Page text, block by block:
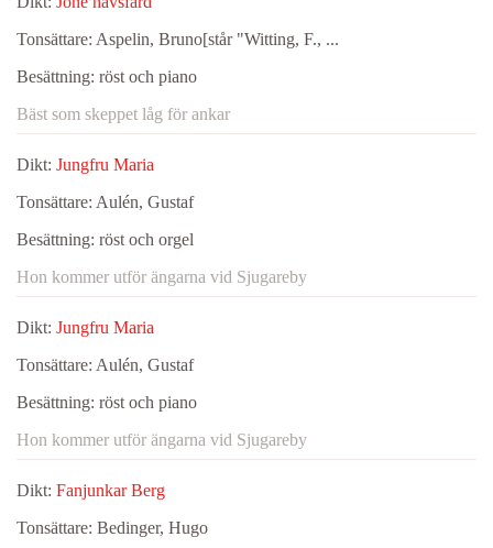
Tonsättare: Aspelin, Bruno[står "Witting, F., ...
Besättning: röst och piano
Bäst som skeppet låg för ankar
Dikt: Jungfru Maria
Tonsättare: Aulén, Gustaf
Besättning: röst och orgel
Hon kommer utför ängarna vid Sjugareby
Dikt: Jungfru Maria
Tonsättare: Aulén, Gustaf
Besättning: röst och piano
Hon kommer utför ängarna vid Sjugareby
Dikt: Fanjunkar Berg
Tonsättare: Bedinger, Hugo